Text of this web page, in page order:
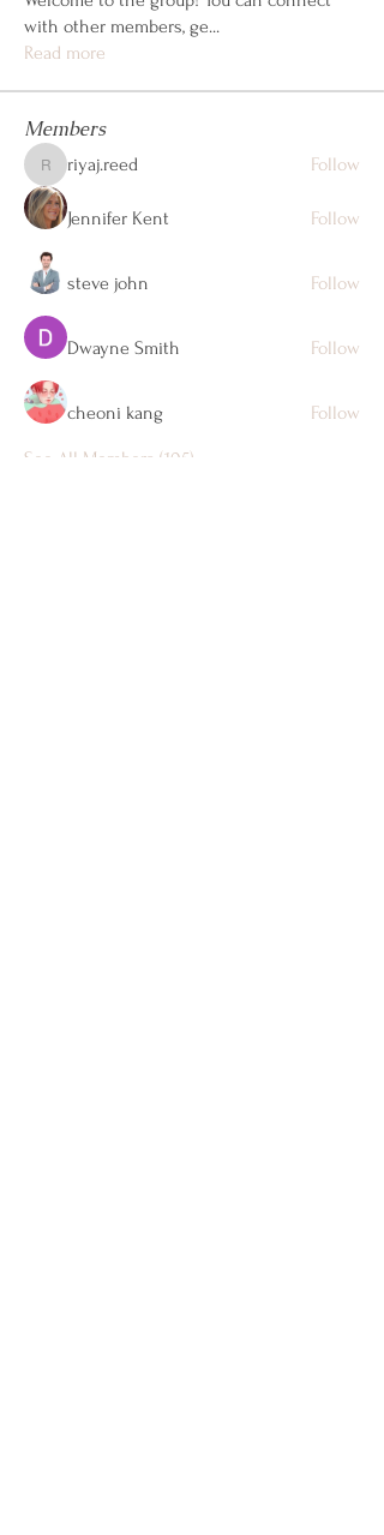
with other members, ge...
Read more
Members
riyaj.reed
riyaj.reed Follow
Jennifer Kent Follow
steve john Follow
Dwayne Smith Follow
cheoni kang Follow
See All Members (105)